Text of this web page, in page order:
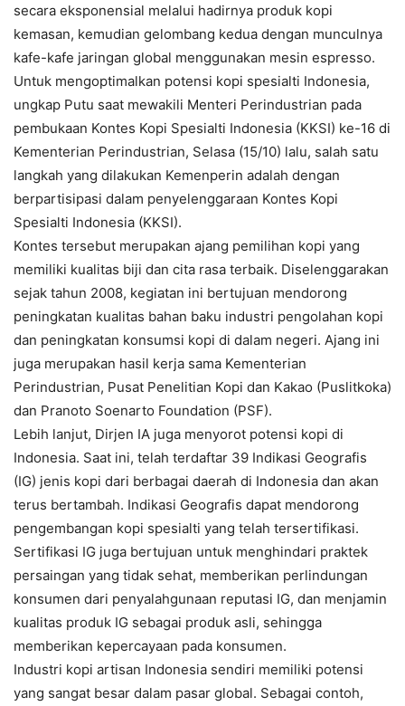
secara eksponensial melalui hadirnya produk kopi
kemasan, kemudian gelombang kedua dengan munculnya
kafe-kafe jaringan global menggunakan mesin espresso.
Untuk mengoptimalkan potensi kopi spesialti Indonesia,
ungkap Putu saat mewakili Menteri Perindustrian pada
pembukaan Kontes Kopi Spesialti Indonesia (KKSI) ke-16 di
Kementerian Perindustrian, Selasa (15/10) lalu, salah satu
langkah yang dilakukan Kemenperin adalah dengan
berpartisipasi dalam penyelenggaraan Kontes Kopi
Spesialti Indonesia (KKSI).
Kontes tersebut merupakan ajang pemilihan kopi yang
memiliki kualitas biji dan cita rasa terbaik. Diselenggarakan
sejak tahun 2008, kegiatan ini bertujuan mendorong
peningkatan kualitas bahan baku industri pengolahan kopi
dan peningkatan konsumsi kopi di dalam negeri. Ajang ini
juga merupakan hasil kerja sama Kementerian
Perindustrian, Pusat Penelitian Kopi dan Kakao (Puslitkoka)
dan Pranoto Soenarto Foundation (PSF).
Lebih lanjut, Dirjen IA juga menyorot potensi kopi di
Indonesia. Saat ini, telah terdaftar 39 Indikasi Geografis
(IG) jenis kopi dari berbagai daerah di Indonesia dan akan
terus bertambah. Indikasi Geografis dapat mendorong
pengembangan kopi spesialti yang telah tersertifikasi.
Sertifikasi IG juga bertujuan untuk menghindari praktek
persaingan yang tidak sehat, memberikan perlindungan
konsumen dari penyalahgunaan reputasi IG, dan menjamin
kualitas produk IG sebagai produk asli, sehingga
memberikan kepercayaan pada konsumen.
Industri kopi artisan Indonesia sendiri memiliki potensi
yang sangat besar dalam pasar global. Sebagai contoh,